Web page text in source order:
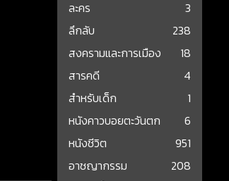
ละคร
3
ลึกลับ
238
สงครามและการเมือง
18
สารคดี
4
สำหรับเด็ก
1
หนังคาวบอยตะวันตก
6
หนังชีวิต
951
อาชญากรรม
208